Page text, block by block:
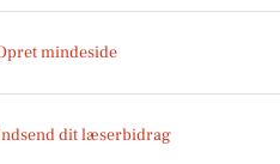
mindeside
dit læserbidrag